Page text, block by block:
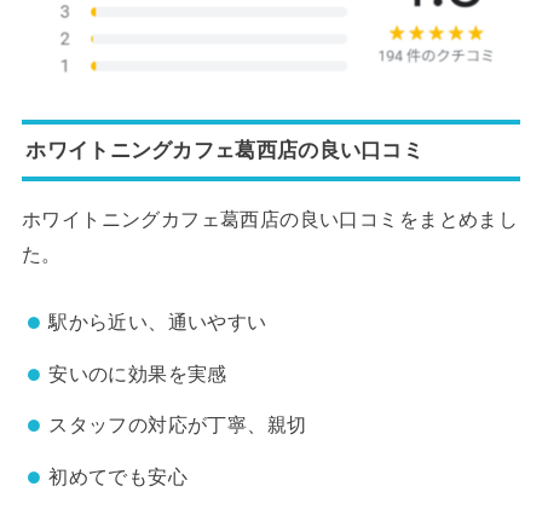
ホワイトニングカフェ葛西店の良い口コミ
ホワイトニングカフェ葛西店の良い口コミをまとめまし
た。
駅から近い、通いやすい
安いのに効果を実感
スタッフの対応が丁寧、親切
初めてでも安心